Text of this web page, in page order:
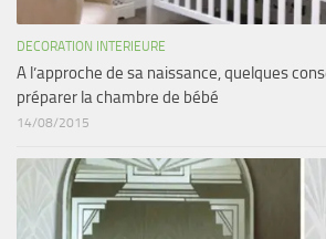
DECORATION INTERIEURE
A l’approche de sa naissance, quelques
préparer la chambre de bébé
14/08/2015